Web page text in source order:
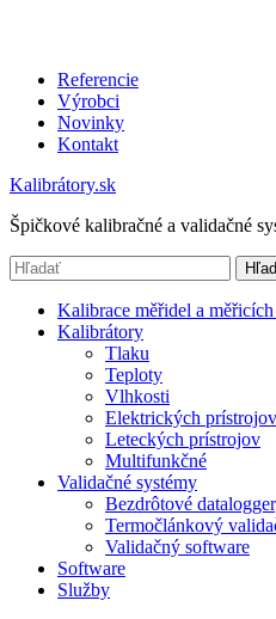
Referencie
Výrobci
Novinky
Kontakt
Kalibrátory.sk
Špičkové kalibračné a validačné
Kalibrace měřidel a
Kalibrátory
Tlaku
Teploty
Vlhkosti
Elektrických prístrojov
Leteckých prístrojov
Multifunkčné
Validačné systémy
Bezdrôtové
Termočlánkový
Validačný software
Software
Služby